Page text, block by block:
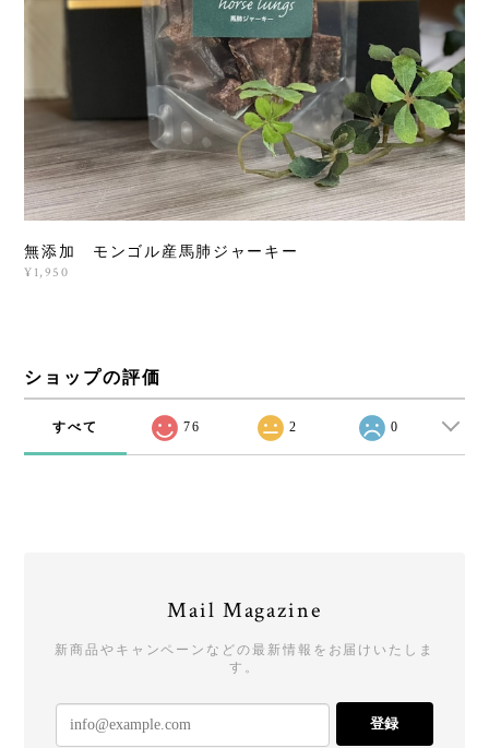
無添加 モンゴル産馬肺ジャーキー
¥1,950
ショップの評価
すべて 76 2 0
Mail Magazine
新商品やキャンペーンなどの最新情報をお届けいたしま
す。
登録